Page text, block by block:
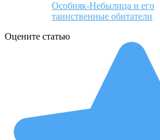
Особняк-Небылица и его
таинственные обитатели
Оцените статью